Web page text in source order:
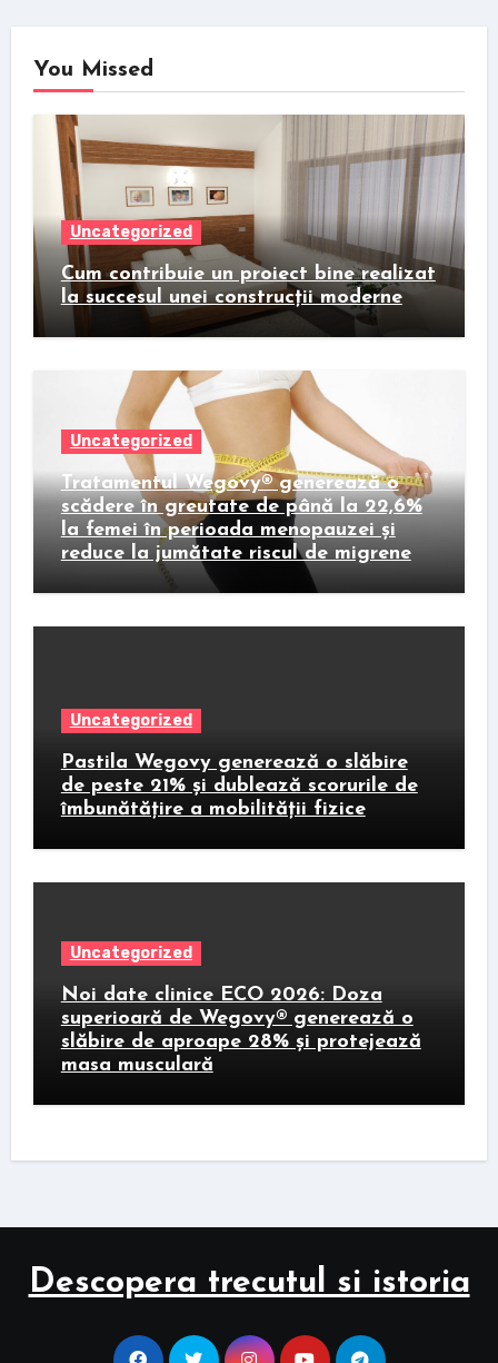
You Missed
Uncategorized
Cum contribuie un proiect bine realizat
la succesul unei construcții moderne
Uncategorized
Tratamentul Wegovy® generează o
scădere în greutate de până la 22,6%
la femei în perioada menopauzei și
reduce la jumătate riscul de migrene
Uncategorized
Pastila Wegovy generează o slăbire
de peste 21% și dublează scorurile de
îmbunătățire a mobilității fizice
Uncategorized
Noi date clinice ECO 2026: Doza
superioară de Wegovy® generează o
slăbire de aproape 28% și protejează
masa musculară
Descopera trecutul si istoria